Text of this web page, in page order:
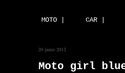
MOTO | CAR |
20 junio 2012
Moto girl